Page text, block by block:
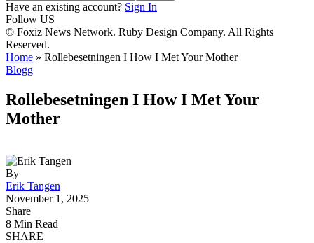
Have an existing account? Sign In
Follow US
© Foxiz News Network. Ruby Design Company. All Rights
Reserved.
Home » Rollebesetningen I How I Met Your Mother
Blogg
Rollebesetningen I How I Met Your
Mother
By
Erik Tangen
November 1, 2025
Share
8 Min Read
SHARE